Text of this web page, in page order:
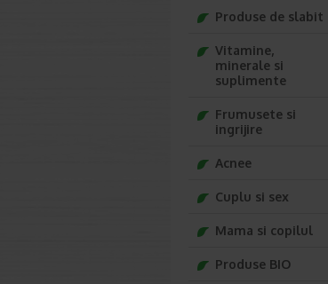
Produse de slabit
Vitamine,
minerale si
suplimente
Frumusete si
ingrijire
Acnee
Cuplu si sex
Mama si copilul
Produse BIO